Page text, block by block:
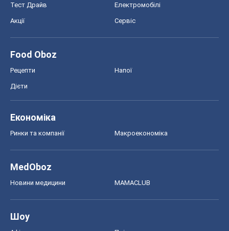
Тест Драйв Електромобілі
Акції Сервіс
Food Oboz
Рецепти Напої
Дієти
Економіка
Ринки та компанії Макроекономіка
MedOboz
Новини медицини MAMACLUB
Шоу